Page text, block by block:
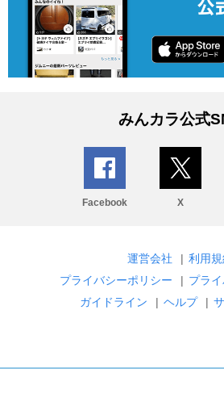
みんカラ公式
Facebook X
運営会社 | 利用規
プライバシーポリシー
| プラ
ガイドライン
| ヘルプ |